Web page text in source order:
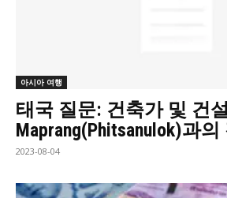
아시아 여행
태국 질문: 건축가 및 건
Maprang(Phitsanulok)과의
2023-08-04